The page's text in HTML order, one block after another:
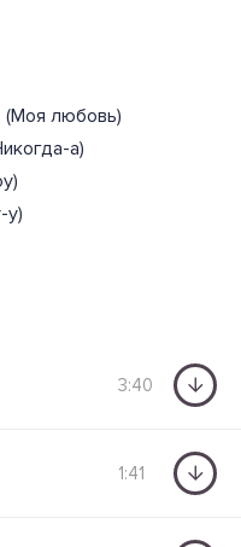
(Моя любовь)
а)
у)
3:40
1:41